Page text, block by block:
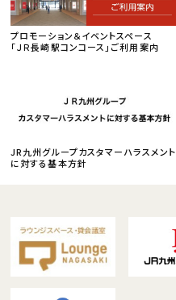
プロモーション＆イベントスペース
「ＪＲ長崎駅コンコース」ご利用案内
JR九州グループカスタマーハラスメント
に対する基本方針